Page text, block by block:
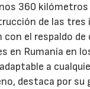
360
de las
el respaldo
en Rumanía en
a
destaca por